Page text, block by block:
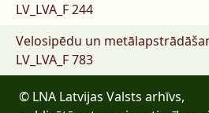
LV_LVA_F 244
Velosipēdu un
LV_LVA_F 783
© LNA Latvijas Valsts arhīvs,